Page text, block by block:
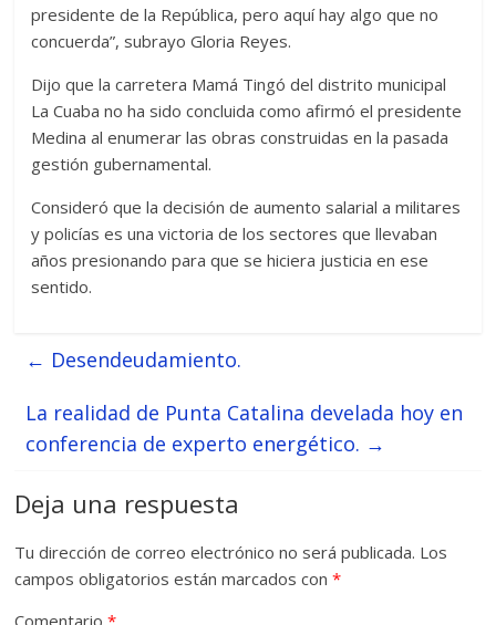
presidente de la República, pero aquí hay algo que no
concuerda”, subrayo Gloria Reyes.
Dijo que la carretera Mamá Tingó del distrito municipal
La Cuaba no ha sido concluida como afirmó el presidente
Medina al enumerar las obras construidas en la pasada
gestión gubernamental.
Consideró que la decisión de aumento salarial a militares
y policías es una victoria de los sectores que llevaban
años presionando para que se hiciera justicia en ese
sentido.
← Desendeudamiento.
La realidad de Punta Catalina develada hoy en
conferencia de experto energético. →
Deja una respuesta
Tu dirección de correo electrónico no será publicada. Los
campos obligatorios están marcados con*
Comentario*